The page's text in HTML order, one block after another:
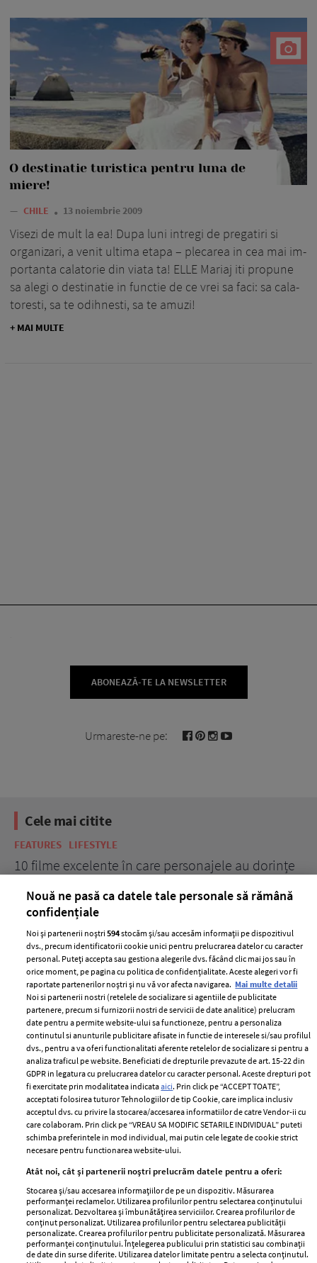
O destinatie turistica pentru luna de
miere!
— CHILE 13 noiembrie 2009
Visezi de mult la ea! Dupa luni in­tregi de pregatiri si
organizari, a venit ulti­ma etapa – plecarea in cea mai im­
por­tanta calatorie din viata ta! ELLE Mariaj iti propune
sa alegi o desti­na­tie in functie de ce vrei sa faci: sa cala­
toresti, sa te odihnesti, sa te amuzi!
+ MAI MULTE
ABONEAZĂ-TE LA NEWSLETTER
Urmareste-ne pe:
Cele mai citite
FEATURES LIFESTYLE
10 filme excelente în care personajele au dorințe
ELLE Style Awards
2024
Despre ELLE
Romania
Contact
Abonamente
Termeni si conditii
Politica de
confidențialitate
Politica de cookies
Publicitate
GSP
Unica
Baby
Retete
femei
Viva
Avantaje
Retete practice
Nouă ne pasă ca datele tale personale să rămână
confidențiale
Noi și partenerii noștri594stocăm și/sau accesăm informații pe dispozitivul
dvs., precum identificatorii cookie unici pentru prelucrarea datelor cu caracter
personal. Puteți accepta sau gestiona alegerile dvs. făcând clic mai jos sau în
orice moment, pe pagina cu politica de confidențialitate. Aceste alegeri vor fi
raportate partenerilor noștri și nu vă vor afecta navigarea. Mai multe detalii
Noi si partenerii nostri (retelele de socializare si agentiile de publicitate
partenere, precum si furnizorii nostri de servicii de date analitice) prelucram
date pentru a permite website-ului sa functioneze, pentru a personaliza
continutul si anunturile publicitare afisate in functie de interesele si/sau profilul
dvs., pentru a va oferi functionalitati aferente retelelor de socializare si pentru a
analiza traficul pe website. Beneficiati de drepturile prevazute de art. 15-22 din
GDPR in legatura cu prelucrarea datelor cu caracter personal. Aceste drepturi pot
fi exercitate prin modalitatea indicataaici. Prin click pe “ACCEPT TOATE”,
acceptati folosirea tuturor Tehnologiilor de tip Cookie, care implica inclusiv
acceptul dvs. cu privire la stocarea/accesarea informatiilor de catre Vendor-ii cu
care colaboram. Prin click pe “VREAU SA MODIFIC SETARILE INDIVIDUAL” puteti
schimba preferintele in mod individual, mai putin cele legate de cookie strict
necesare pentru functionarea website-ului.
Atât noi, cât și partenerii noștri prelucrăm datele pentru a oferi:
Stocarea și/sau accesarea informațiilor de pe un dispozitiv. Măsurarea
performanței reclamelor. Utilizarea profilurilor pentru selectarea conținutului
personalizat. Dezvoltarea și îmbunătățirea serviciilor. Crearea profilurilor de
conținut personalizat. Utilizarea profilurilor pentru selectarea publicității
personalizate. Crearea profilurilor pentru publicitate personalizată. Măsurarea
performanței conținutului. Înțelegerea publicului prin statistici sau combinații
de date din surse diferite. Utilizarea datelor limitate pentru a selecta conținutul.